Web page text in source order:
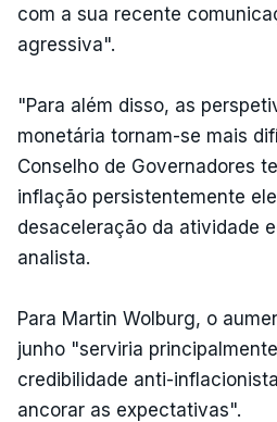
com a sua recente
agressiva".
"Para além disso, as
monetária tornam-se mais
Conselho de Governadores
inflação persistentemente
desaceleração da atividade
analista.
Para Martin Wolburg, o
junho "serviria
credibilidade anti-
ancorar as expectativas".